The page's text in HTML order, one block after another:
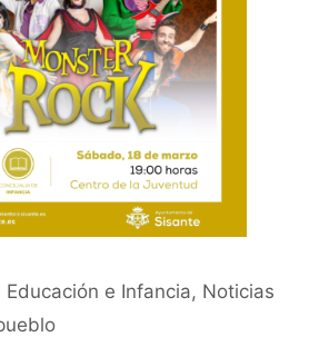
Educación e Infancia, Noticias